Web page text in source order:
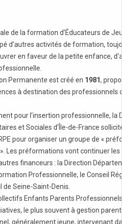
de la formation d’Éducateurs de
d’autres activités de formation,
en faveur de la petite enfance,
Permanente est créé en 1981,
à destination des professionnels
pour l’insertion professionnelle, la
et Sociales d’Île-de-France
pour organiser un groupe de «
Les préformations vont continuer les
financeurs : la Direction
Professionnelle, le Conseil
de Seine-Saint-Denis.
Enfants Parents
le plus souvent à gestion
généralement jeune, intervenant